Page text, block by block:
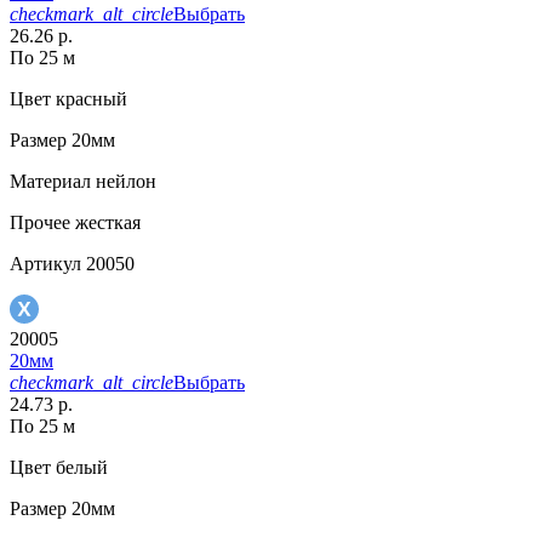
checkmark_alt_circleВыбрать
26.26 р.
По 25 м
Цвет красный
Размер 20мм
Материал нейлон
Прочее жесткая
Артикул 20050
20005
20мм
checkmark_alt_circleВыбрать
24.73 р.
По 25 м
Цвет белый
Размер 20мм